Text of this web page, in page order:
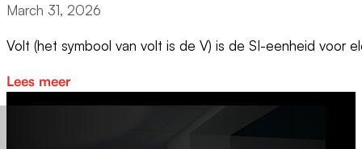
March 31, 2026
Volt (het symbool van volt is de V) is de SI-eenheid voor
Lees meer